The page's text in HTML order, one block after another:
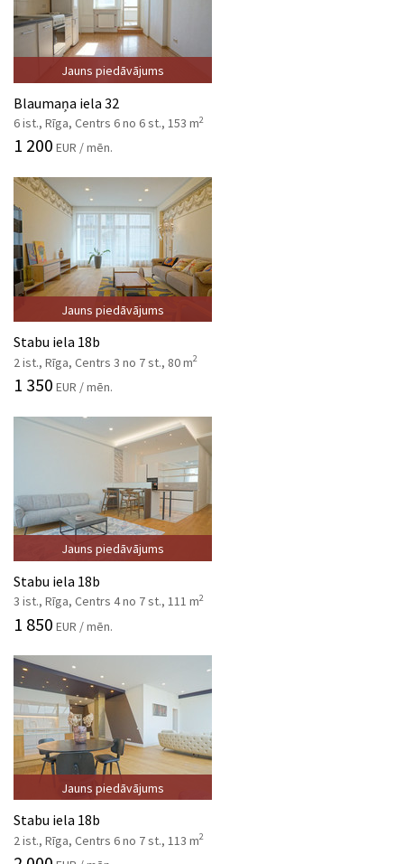
Jauns piedāvājums
Blaumaņa iela 32
6 ist., Rīga, Centrs 6 no 6 st., 153 m2
1 200 EUR / mēn.
Jauns piedāvājums
Stabu iela 18b
2 ist., Rīga, Centrs 3 no 7 st., 80 m2
1 350 EUR / mēn.
Jauns piedāvājums
Stabu iela 18b
3 ist., Rīga, Centrs 4 no 7 st., 111 m2
1 850 EUR / mēn.
Jauns piedāvājums
Stabu iela 18b
2 ist., Rīga, Centrs 6 no 7 st., 113 m2